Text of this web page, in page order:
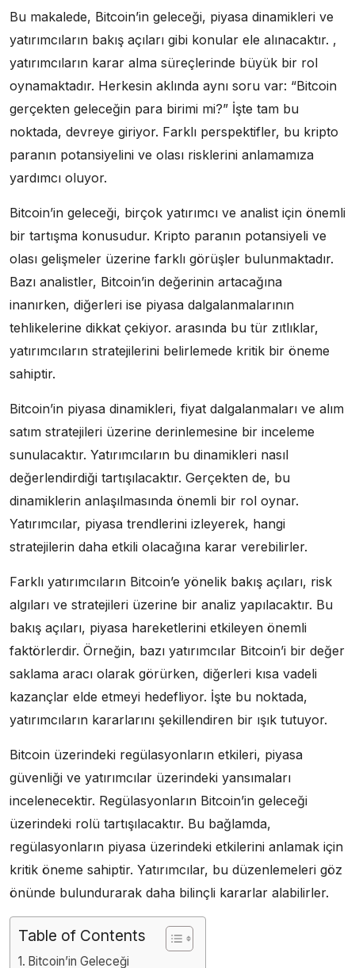
Bu makalede, Bitcoin’in geleceği, piyasa dinamikleri ve
yatırımcıların bakış açıları gibi konular ele alınacaktır. ,
yatırımcıların karar alma süreçlerinde büyük bir rol
oynamaktadır. Herkesin aklında aynı soru var: “Bitcoin
gerçekten geleceğin para birimi mi?” İşte tam bu
noktada, devreye giriyor. Farklı perspektifler, bu kripto
paranın potansiyelini ve olası risklerini anlamamıza
yardımcı oluyor.
Bitcoin’in geleceği, birçok yatırımcı ve analist için önemli
bir tartışma konusudur. Kripto paranın potansiyeli ve
olası gelişmeler üzerine farklı görüşler bulunmaktadır.
Bazı analistler, Bitcoin’in değerinin artacağına
inanırken, diğerleri ise piyasa dalgalanmalarının
tehlikelerine dikkat çekiyor. arasında bu tür zıtlıklar,
yatırımcıların stratejilerini belirlemede kritik bir öneme
sahiptir.
Bitcoin’in piyasa dinamikleri, fiyat dalgalanmaları ve alım
satım stratejileri üzerine derinlemesine bir inceleme
sunulacaktır. Yatırımcıların bu dinamikleri nasıl
değerlendirdiği tartışılacaktır. Gerçekten de, bu
dinamiklerin anlaşılmasında önemli bir rol oynar.
Yatırımcılar, piyasa trendlerini izleyerek, hangi
stratejilerin daha etkili olacağına karar verebilirler.
Farklı yatırımcıların Bitcoin’e yönelik bakış açıları, risk
algıları ve stratejileri üzerine bir analiz yapılacaktır. Bu
bakış açıları, piyasa hareketlerini etkileyen önemli
faktörlerdir. Örneğin, bazı yatırımcılar Bitcoin’i bir değer
saklama aracı olarak görürken, diğerleri kısa vadeli
kazançlar elde etmeyi hedefliyor. İşte bu noktada,
yatırımcıların kararlarını şekillendiren bir ışık tutuyor.
Bitcoin üzerindeki regülasyonların etkileri, piyasa
güvenliği ve yatırımcılar üzerindeki yansımaları
incelenecektir. Regülasyonların Bitcoin’in geleceği
üzerindeki rolü tartışılacaktır. Bu bağlamda,
regülasyonların piyasa üzerindeki etkilerini anlamak için
kritik öneme sahiptir. Yatırımcılar, bu düzenlemeleri göz
önünde bulundurarak daha bilinçli kararlar alabilirler.
Table of Contents
Bitcoin’in Geleceği